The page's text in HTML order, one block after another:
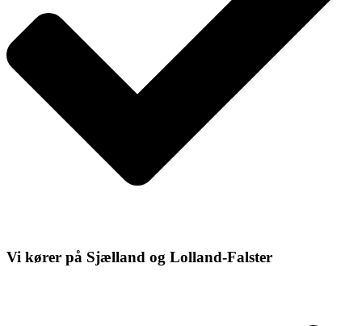
Vi kører på Sjælland og Lolland-Falster